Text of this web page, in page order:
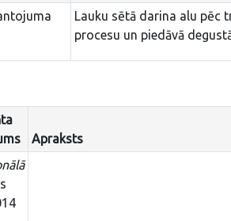
Lauku sētā darina alu pēc
procesu un piedāvā
Apraksts